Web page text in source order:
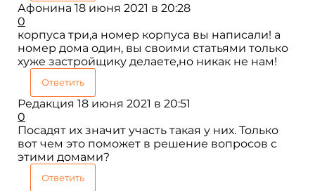
Афонина 18 июня 2021 в 20:28
0
корпуса три,а номер корпуса вы написали! а
номер дома один, вы своими статьями только
хуже застройщику делаете,но никак не нам!
Ответить
Редакция 18 июня 2021 в 20:51
0
Посадят их значит участь такая у них. Только
вот чем это поможет в решение вопросов с
этими домами?
Ответить